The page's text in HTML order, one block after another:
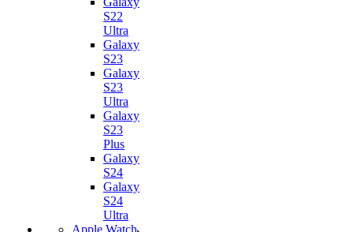
S22
Ultra
Galaxy
S23
Galaxy
S23
Ultra
Galaxy
S23
Plus
Galaxy
S24
Galaxy
S24
Ultra
Apple Watch